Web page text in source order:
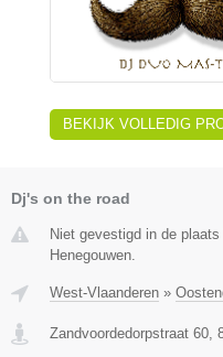
BEKIJK VOLLEDIG
Dj's on the road
Niet gevestigd in de
Henegouwen.
West-Vlaanderen »
Zandvoordedorpstraat 60,